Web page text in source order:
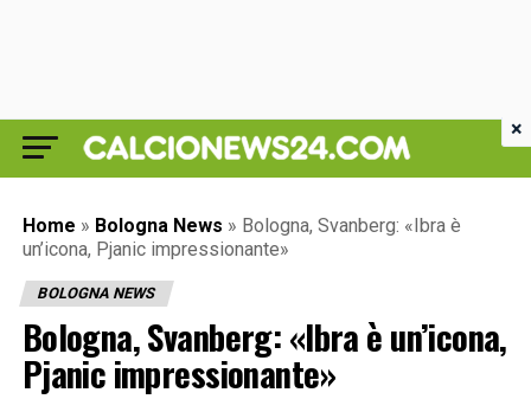
Home » Bologna News » Bologna, Svanberg: «Ibra è
un’icona, Pjanic impressionante»
BOLOGNA NEWS
Bologna, Svanberg: «Ibra è un’icona,
Pjanic impressionante»
×